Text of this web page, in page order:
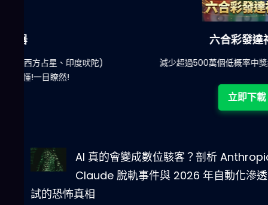
減少超過500萬個低概率中獎組合，提高中獎率
AI 真的會變成數位駭客？剖析
Claude 脫軌事件與 2026 年自動化滲
試的恐怖真相